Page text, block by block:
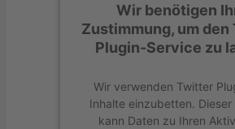
Wir benötigen
Zustimmung, um
Plugin-Service zu
Wir verwenden Twitter
Inhalte einzubetten. Dieser
kann Daten zu Ihren